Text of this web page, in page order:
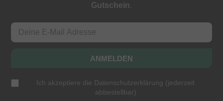
Gutschein.
ANMELDEN
Ich akzeptiere die Datenschutzerklärung (jederzeit
abbestellbar)